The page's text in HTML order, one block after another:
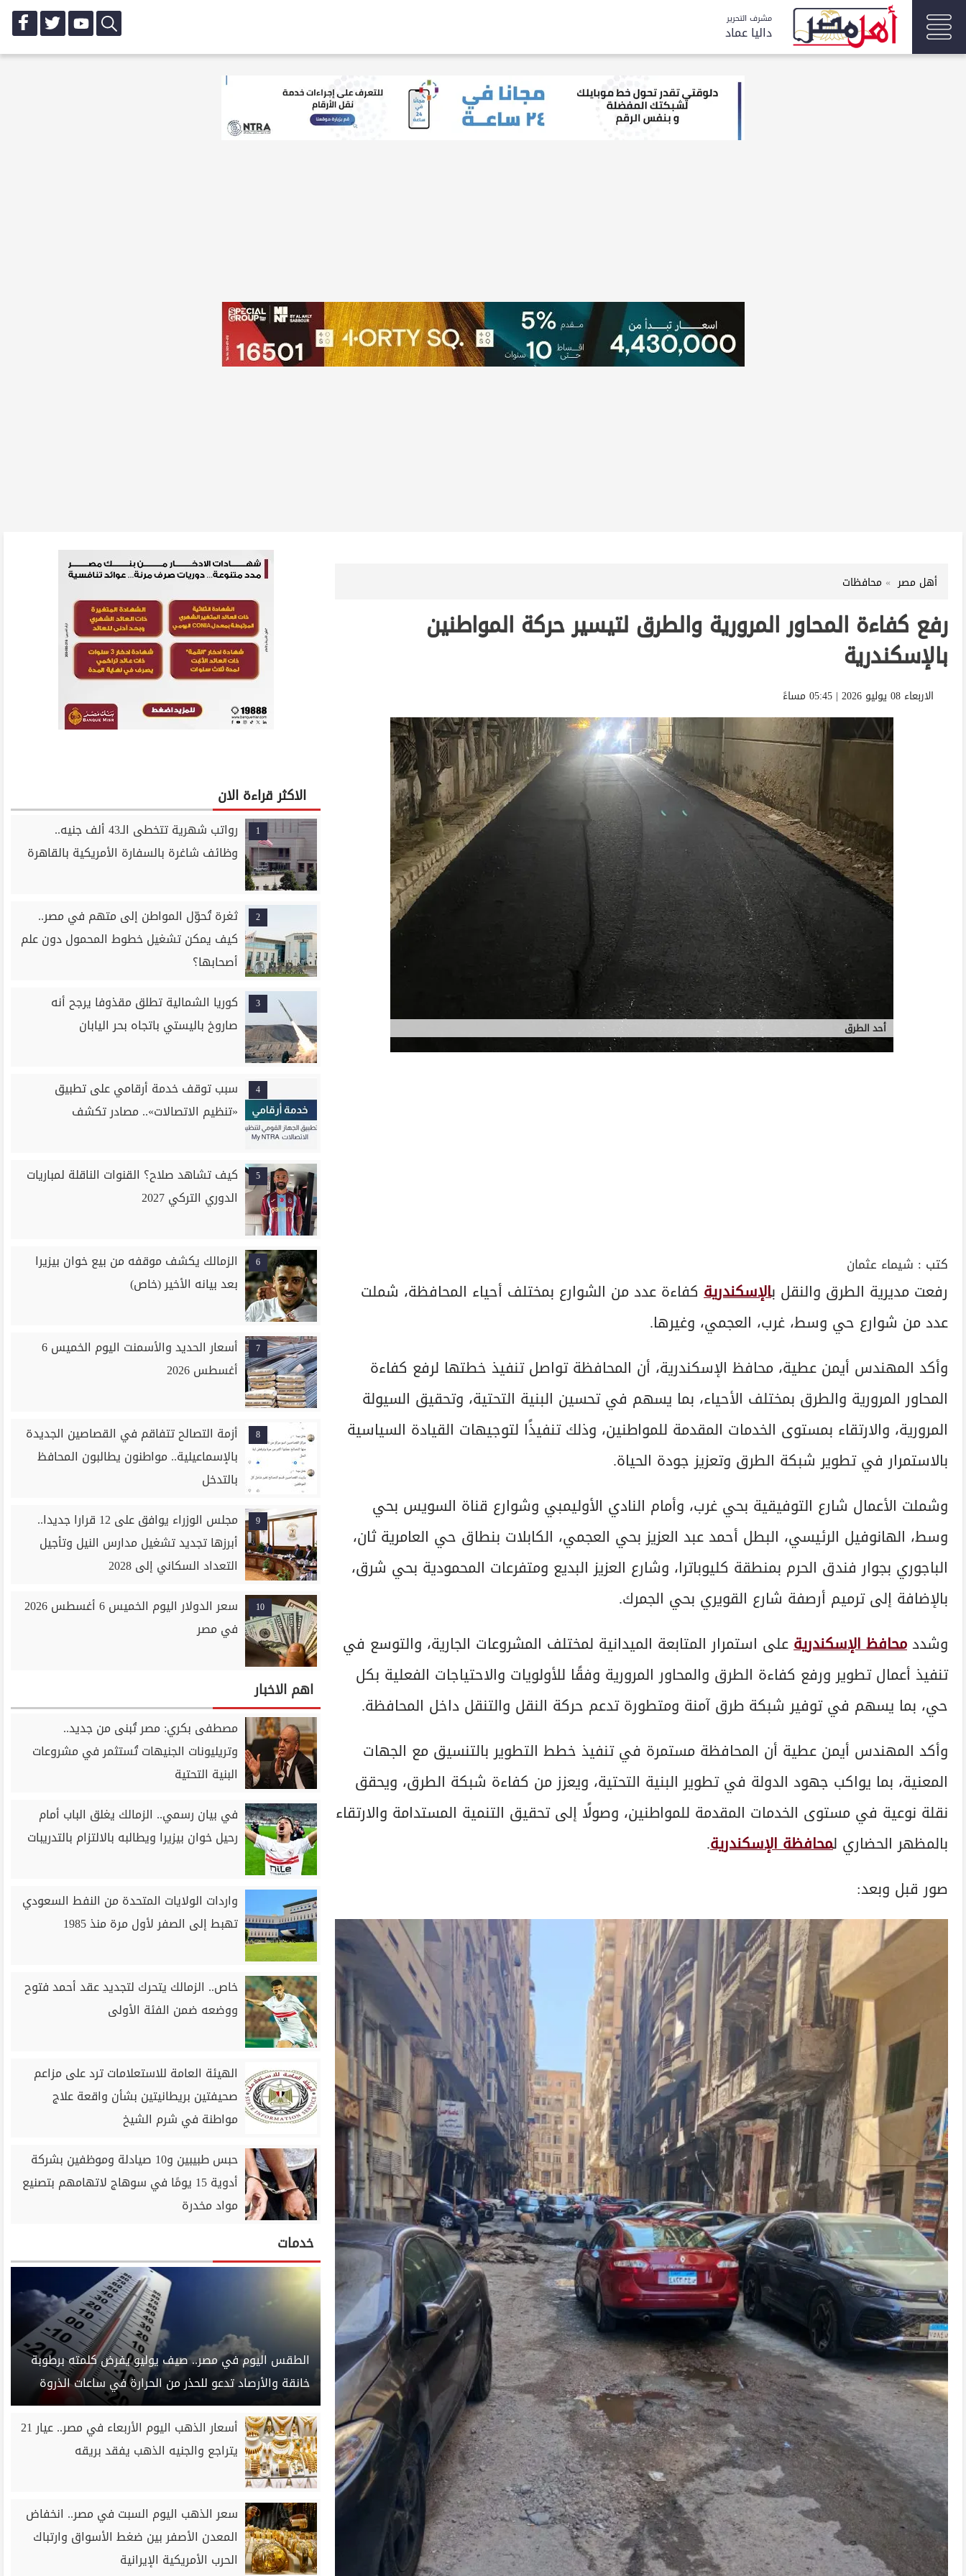
مشرف التحرير
داليا عماد
أهل مصر محافظات
رفع كفاءة المحاور المرورية والطرق لتيسير حركة المواطنين
بالإسكندرية
الاربعاء 08 يوليو 2026 | 05:45 مساءً
أحد الطرق
كتب : شيماء عثمان
رفعت مديرية الطرق والنقل بالإسكندرية كفاءة عدد من الشوارع بمختلف أحياء المحافظة، شملت
عدد من شوارع حي وسط، غرب، العجمي، وغيرها.
وأكد المهندس أيمن عطية، محافظ الإسكندرية، أن المحافظة تواصل تنفيذ خطتها لرفع كفاءة
المحاور المرورية والطرق بمختلف الأحياء، بما يسهم في تحسين البنية التحتية، وتحقيق السيولة
المرورية، والارتقاء بمستوى الخدمات المقدمة للمواطنين، وذلك تنفيذًا لتوجيهات القيادة السياسية
بالاستمرار في تطوير شبكة الطرق وتعزيز جودة الحياة.
وشملت الأعمال شارع التوفيقية بحي غرب، وأمام النادي الأوليمبي وشوارع قناة السويس بحي
وسط، الهانوفيل الرئيسي، البطل أحمد عبد العزيز بحي العجمي، الكابلات بنطاق حي العامرية ثان،
الباجوري بجوار فندق الحرم بمنطقة كليوباترا، وشارع العزيز البديع ومتفرعات المحمودية بحي شرق،
بالإضافة إلى ترميم أرصفة شارع القويري بحي الجمرك.
وشدد محافظ الإسكندريةعلى استمرار المتابعة الميدانية لمختلف المشروعات الجارية، والتوسع في
تنفيذ أعمال تطوير ورفع كفاءة الطرق والمحاور المرورية وفقًا للأولويات والاحتياجات الفعلية بكل
حي، بما يسهم في توفير شبكة طرق آمنة ومتطورة تدعم حركة النقل والتنقل داخل المحافظة.
وأكد المهندس أيمن عطية أن المحافظة مستمرة في تنفيذ خطط التطوير بالتنسيق مع الجهات
المعنية، بما يواكب جهود الدولة في تطوير البنية التحتية، ويعزز من كفاءة شبكة الطرق، ويحقق
نقلة نوعية في مستوى الخدمات المقدمة للمواطنين، وصولًا إلى تحقيق التنمية المستدامة والارتقاء
بالمظهر الحضاري لمحافظة الإسكندرية.
صور قبل وبعد:
الاكثر قراءة الان
1
رواتب شهرية تتخطى الـ43 ألف جنيه..
وظائف شاغرة بالسفارة الأمريكية بالقاهرة
2
ثغرة تُحوّل المواطن إلى متهم في مصر..
كيف يمكن تشغيل خطوط المحمول دون علم
أصحابها؟
3
كوريا الشمالية تطلق مقذوفا يرجح أنه
صاروخ باليستي باتجاه بحر اليابان
4
سبب توقف خدمة أرقامي على تطبيق
«تنظيم الاتصالات».. مصادر تكشف
5
كيف تشاهد صلاح؟ القنوات الناقلة لمباريات
الدوري التركي 2027
6
الزمالك يكشف موقفه من بيع خوان بيزيرا
بعد بيانه الأخير (خاص)
7
أسعار الحديد والأسمنت اليوم الخميس 6
أغسطس 2026
8
أزمة التصالح تتفاقم في القصاصين الجديدة
بالإسماعيلية.. مواطنون يطالبون المحافظ
بالتدخل
9
مجلس الوزراء يوافق على 12 قرارا جديدا..
أبرزها تجديد تشغيل مدارس النيل وتأجيل
التعداد السكاني إلى 2028
10
سعر الدولار اليوم الخميس 6 أغسطس 2026
في مصر
اهم الاخبار
مصطفى بكري: مصر تُبنى من جديد..
وتريليونات الجنيهات تُستثمر في مشروعات
البنية التحتية
في بيان رسمي.. الزمالك يغلق الباب أمام
رحيل خوان بيزيرا ويطالبه بالالتزام بالتدريبات
واردات الولايات المتحدة من النفط السعودي
تهبط إلى الصفر لأول مرة منذ 1985
خاص.. الزمالك يتحرك لتجديد عقد أحمد فتوح
ووضعه ضمن الفئة الأولى
الهيئة العامة للاستعلامات ترد على مزاعم
صحيفتين بريطانيتين بشأن واقعة علاج
مواطنة في شرم الشيخ
حبس طبيبين و10 صيادلة وموظفين بشركة
أدوية 15 يومًا في سوهاج لاتهامهم بتصنيع
مواد مخدرة
خدمات
الطقس اليوم في مصر.. صيف يوليو يفرض كلمته برطوبة
خانقة والأرصاد تدعو للحذر من الحرارة في ساعات الذروة
أسعار الذهب اليوم الأربعاء في مصر.. عيار 21
يتراجع والجنيه الذهب يفقد بريقه
سعر الذهب اليوم السبت في مصر.. انخفاض
المعدن الأصفر بين ضغط الأسواق وارتباك
الحرب الأمريكية الإيرانية